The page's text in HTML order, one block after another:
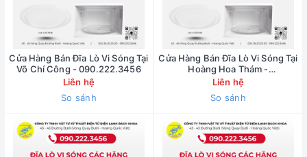
Cửa Hàng Bán Đĩa Lò Vi Sóng Tại
Võ Chí Công - 090.222.3456
Liên hệ
So sánh
Cửa Hàng Bán Đĩa Lò Vi Sóng Tại
Hoàng Hoa Thám -
090.222.3456
Liên hệ
So sánh